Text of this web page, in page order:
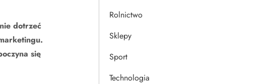
dotrzeć
się
Rolnictwo
Sklepy
Sport
Technologia